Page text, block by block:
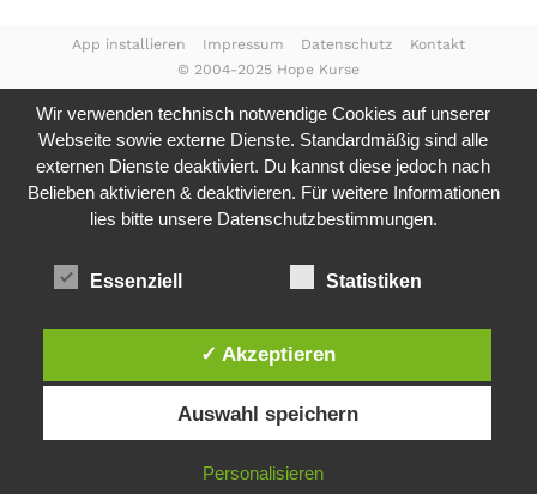
© 2004-2025 Hope Kurse
App installieren Impressum Datenschutz Kontakt
Wir verwenden technisch notwendige Cookies auf unserer
Webseite sowie externe Dienste. Standardmäßig sind alle
externen Dienste deaktiviert. Du kannst diese jedoch nach
Belieben aktivieren & deaktivieren. Für weitere Informationen
lies bitte unsere Datenschutzbestimmungen.
Essenziell Statistiken
✓ Akzeptieren
Auswahl speichern
Personalisieren